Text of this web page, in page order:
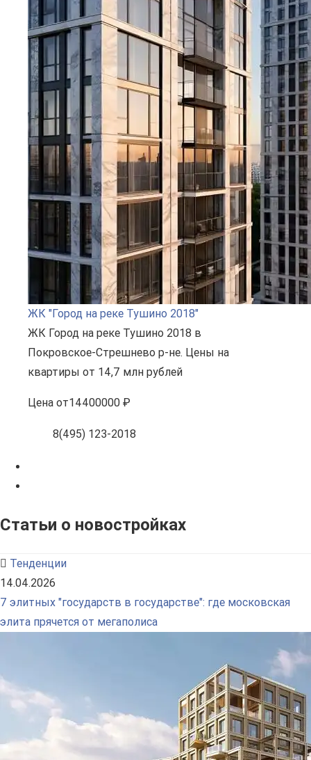
ЖК "Город на реке Тушино 2018"
ЖК Город на реке Тушино 2018 в
Покровское-Стрешнево р-не. Цены на
квартиры от 14,7 млн рублей
Цена от14400000 ₽
8(495) 123-2018
Статьи о новостройках
Тенденции
14.04.2026
7 элитных "государств в государстве": где московская
элита прячется от мегаполиса